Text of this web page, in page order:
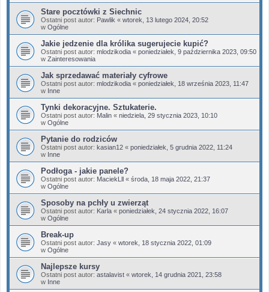
Stare pocztówki z Siechnic
Ostatni post autor: Pawlik « wtorek, 13 lutego 2024, 20:52
w Ogólne
Jakie jedzenie dla królika sugerujecie kupić?
Ostatni post autor: mlodzikodia « poniedziałek, 9 października 2023, 09:50
w Zainteresowania
Jak sprzedawać materiały cyfrowe
Ostatni post autor: mlodzikodia « poniedziałek, 18 września 2023, 11:47
w Inne
Tynki dekoracyjne. Sztukaterie.
Ostatni post autor: Malin « niedziela, 29 stycznia 2023, 10:10
w Ogólne
Pytanie do rodziców
Ostatni post autor: kasian12 « poniedziałek, 5 grudnia 2022, 11:24
w Inne
Podłoga - jakie panele?
Ostatni post autor: MaciekLll « środa, 18 maja 2022, 21:37
w Ogólne
Sposoby na pchły u zwierząt
Ostatni post autor: Karla « poniedziałek, 24 stycznia 2022, 16:07
w Ogólne
Break-up
Ostatni post autor: Jasy « wtorek, 18 stycznia 2022, 01:09
w Ogólne
Najlepsze kursy
Ostatni post autor: astalavist « wtorek, 14 grudnia 2021, 23:58
w Inne